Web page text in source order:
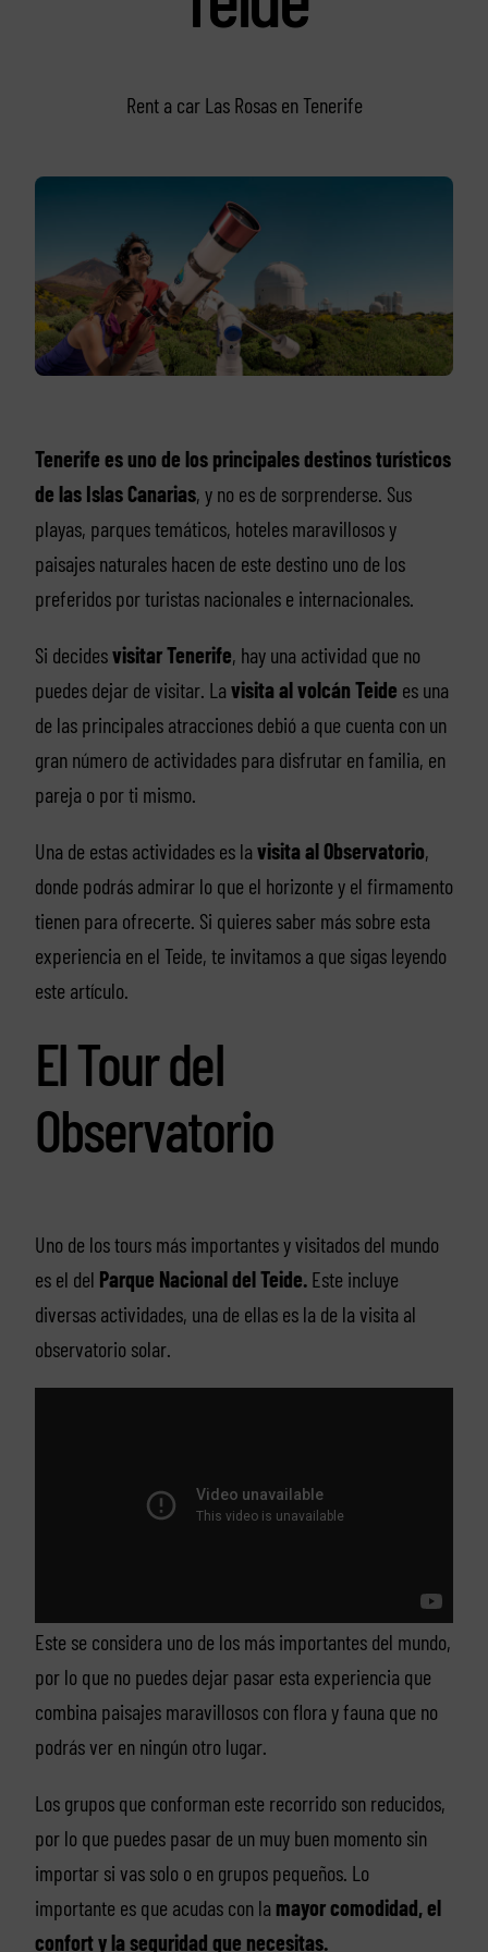
Rent a car Las Rosas en Tenerife
Tenerife es uno de los principales destinos turísticos
de las Islas Canarias, y no es de sorprenderse. Sus
playas, parques temáticos, hoteles maravillosos y
paisajes naturales hacen de este destino uno de los
preferidos por turistas nacionales e internacionales.
Si decidesvisitar Tenerife, hay una actividad que no
puedes dejar de visitar. La visita al volcán Teide es una
de las principales atracciones debió a que cuenta con un
gran número de actividades para disfrutar en familia, en
pareja o por ti mismo.
Una de estas actividades es la visita al Observatorio,
donde podrás admirar lo que el horizonte y el firmamento
tienen para ofrecerte. Si quieres saber más sobre esta
experiencia en el Teide, te invitamos a que sigas leyendo
este artículo.
El Tour del
Observatorio
Uno de los tours más importantes y visitados del mundo
es el del Parque Nacional del Teide.Este incluye
diversas actividades, una de ellas es la de la visita al
observatorio solar.
Este se considera uno de los más importantes del mundo,
por lo que no puedes dejar pasar esta experiencia que
combina paisajes maravillosos con flora y fauna que no
podrás ver en ningún otro lugar.
Los grupos que conforman este recorrido son reducidos,
por lo que puedes pasar de un muy buen momento sin
importar si vas solo o en grupos pequeños. Lo
importante es que acudas con la mayor comodidad, el
confort y la seguridad que necesitas.